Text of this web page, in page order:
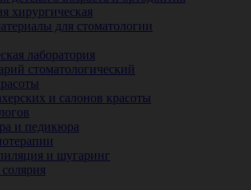
хирургическая
для стоматологии
лаборатория
стоматологический
и салонов красоты
и педикюра
и шугаринг